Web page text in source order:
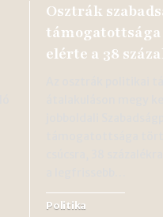
Osztrák
elérte a 38
Politika